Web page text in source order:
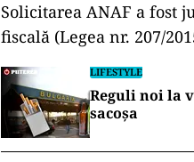
Solicitarea ANAF a fost
fiscală (Legea nr. 207/
LIFESTYLE
Reguli noi la
sacoșa